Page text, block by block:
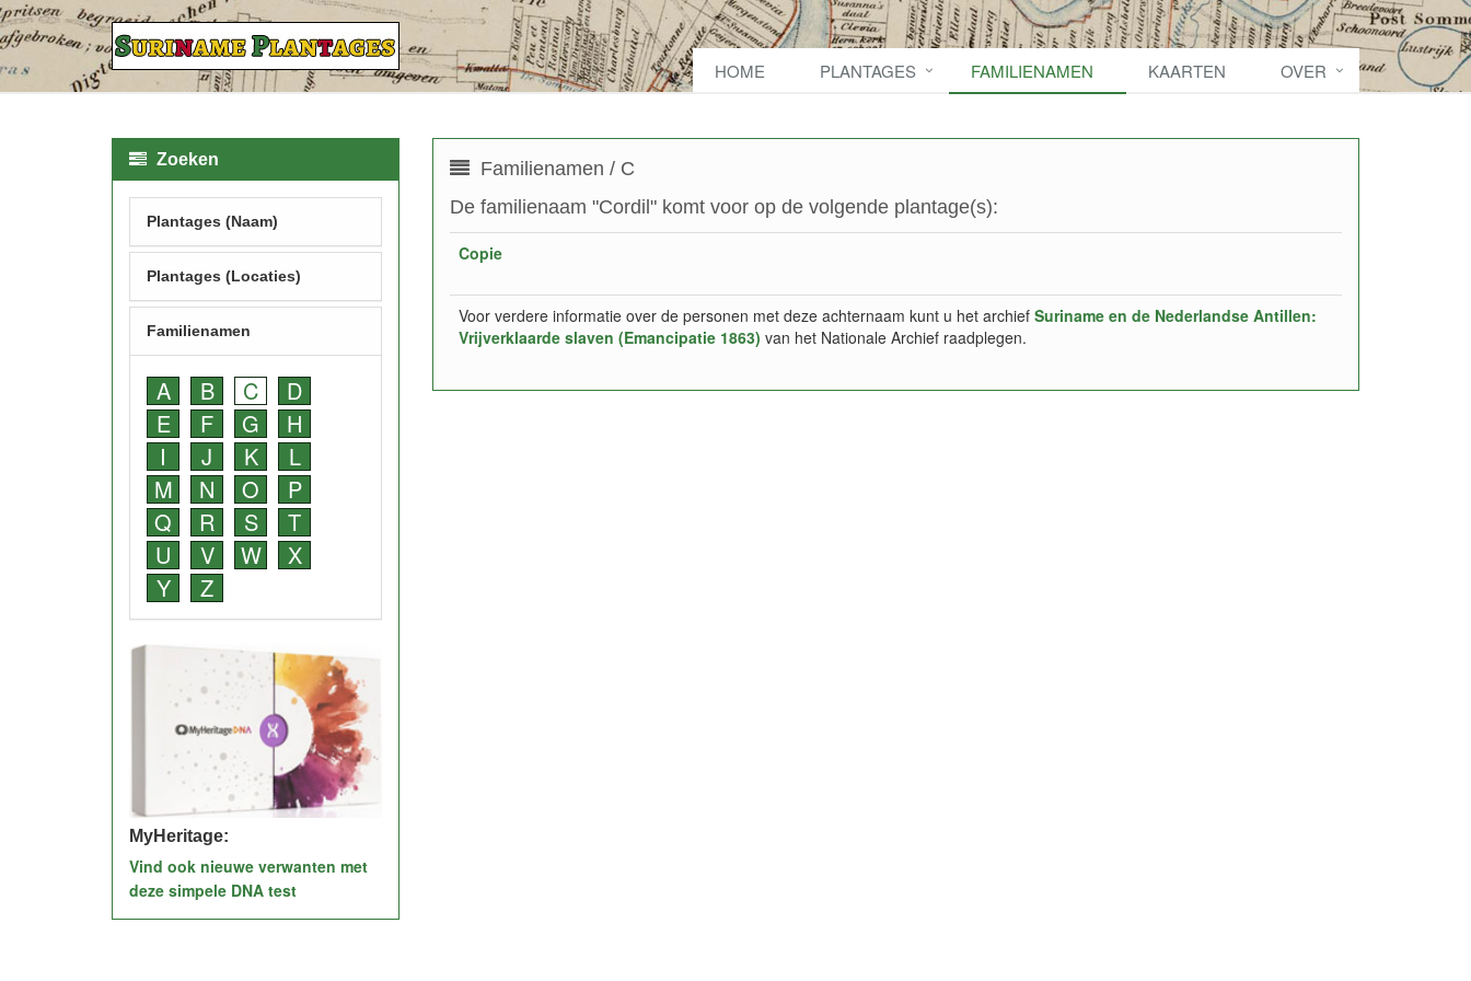
HOME PLANTAGES FAMILIENAMEN KAARTEN OVER
Familienamen / C
De familienaam "Cordil" komt voor op de volgende plantage(s):
Copie
Voor verdere informatie over de personen met deze achternaam kunt u het archief Suriname en de Nederlandse Antillen:
Vrijverklaarde slaven (Emancipatie 1863) van het Nationale Archief raadplegen.
Zoeken
Plantages (Naam)
Plantages (Locaties)
Familienamen
A B C
D
E
F G
H
I
J K
L
M
N O
P
Q
R S
T
U
V W
X
Y
Z
MyHeritage:
Vind ook nieuwe verwanten met
deze simpele DNA test